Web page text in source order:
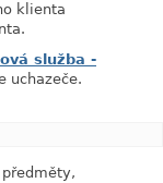
klienta
služba -
uchazeče.